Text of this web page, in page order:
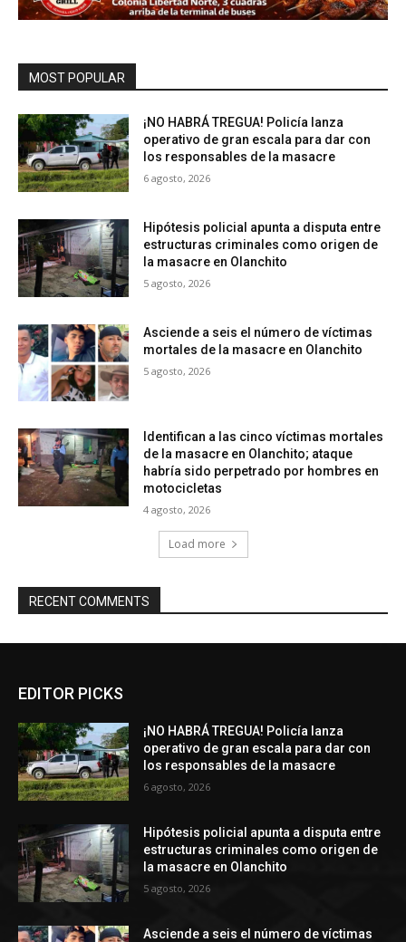
MOST POPULAR
¡NO HABRÁ TREGUA! Policía lanza
operativo de gran escala para dar con
los responsables de la masacre
6 agosto, 2026
Hipótesis policial apunta a disputa entre
estructuras criminales como origen de
la masacre en Olanchito
5 agosto, 2026
Asciende a seis el número de víctimas
mortales de la masacre en Olanchito
5 agosto, 2026
Identifican a las cinco víctimas mortales
de la masacre en Olanchito; ataque
habría sido perpetrado por hombres en
motocicletas
4 agosto, 2026
Load more
RECENT COMMENTS
EDITOR PICKS
¡NO HABRÁ TREGUA! Policía lanza
operativo de gran escala para dar con
los responsables de la masacre
6 agosto, 2026
Hipótesis policial apunta a disputa entre
estructuras criminales como origen de
la masacre en Olanchito
5 agosto, 2026
Asciende a seis el número de víctimas